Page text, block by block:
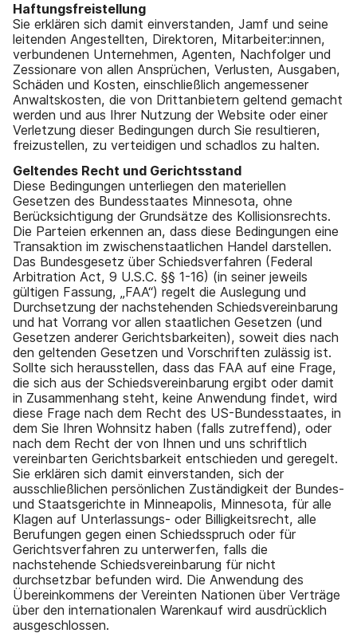
Haftungsfreistellung
Sie erklären sich damit einverstanden, Jamf und seine
leitenden Angestellten, Direktoren, Mitarbeiter:innen,
verbundenen Unternehmen, Agenten, Nachfolger und
Zessionare von allen Ansprüchen, Verlusten, Ausgaben,
Schäden und Kosten, einschließlich angemessener
Anwaltskosten, die von Drittanbietern geltend gemacht
werden und aus Ihrer Nutzung der Website oder einer
Verletzung dieser Bedingungen durch Sie resultieren,
freizustellen, zu verteidigen und schadlos zu halten.
Geltendes Recht und Gerichtsstand
Diese Bedingungen unterliegen den materiellen
Gesetzen des Bundesstaates Minnesota, ohne
Berücksichtigung der Grundsätze des Kollisionsrechts.
Die Parteien erkennen an, dass diese Bedingungen eine
Transaktion im zwischenstaatlichen Handel darstellen.
Das Bundesgesetz über Schiedsverfahren (Federal
Arbitration Act, 9 U.S.C. §§ 1-16) (in seiner jeweils
gültigen Fassung, „FAA“) regelt die Auslegung und
Durchsetzung der nachstehenden Schiedsvereinbarung
und hat Vorrang vor allen staatlichen Gesetzen (und
Gesetzen anderer Gerichtsbarkeiten), soweit dies nach
den geltenden Gesetzen und Vorschriften zulässig ist.
Sollte sich herausstellen, dass das FAA auf eine Frage,
die sich aus der Schiedsvereinbarung ergibt oder damit
in Zusammenhang steht, keine Anwendung findet, wird
diese Frage nach dem Recht des US-Bundesstaates, in
dem Sie Ihren Wohnsitz haben (falls zutreffend), oder
nach dem Recht der von Ihnen und uns schriftlich
vereinbarten Gerichtsbarkeit entschieden und geregelt.
Sie erklären sich damit einverstanden, sich der
ausschließlichen persönlichen Zuständigkeit der Bundes-
und Staatsgerichte in Minneapolis, Minnesota, für alle
Klagen auf Unterlassungs- oder Billigkeitsrecht, alle
Berufungen gegen einen Schiedsspruch oder für
Gerichtsverfahren zu unterwerfen, falls die
nachstehende Schiedsvereinbarung für nicht
durchsetzbar befunden wird. Die Anwendung des
Übereinkommens der Vereinten Nationen über Verträge
über den internationalen Warenkauf wird ausdrücklich
ausgeschlossen.